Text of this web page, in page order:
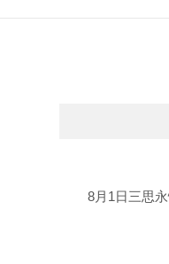
8月1日三思